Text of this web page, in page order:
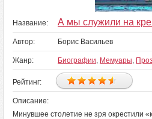
Название: А мы служили на
Автор: Борис Васильев
Жанр: Биографии, Мемуары,
Рейтинг:
Описание:
Минувшее столетие не зря окрестили